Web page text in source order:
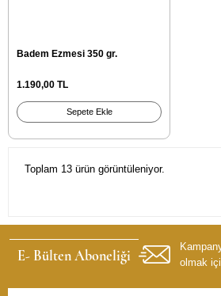
Badem Ezmesi 350 gr.
1.190,00 TL
Sepete Ekle
Toplam 13 ürün görüntüleniyor.
E- Bülten Aboneliği
olmak